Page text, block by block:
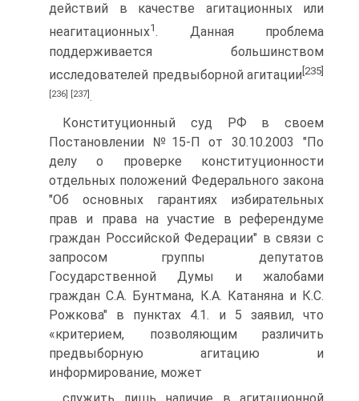
действий в качестве агитационных или
неагитационных1. Данная проблема
поддерживается большинством
исследователей предвыборной агитации [235]
[236] [237] .
Конституционный суд РФ в своем
Постановлении №15-П от 30.10.2003 "По
делу о проверке конституционности
отдельных положений Федерального закона
"Об основных гарантиях избирательных
прав и права на участие в референдуме
граждан Российской Федерации" в связи с
запросом группы депутатов
Государственной Думы и жалобами
граждан С.А. Бунтмана, К.А. Катаняна и К.С.
Рожкова" в пунктах 4.1. и 5 заявил, что
«критерием, позволяющим различить
предвыборную агитацию и
информирование, может